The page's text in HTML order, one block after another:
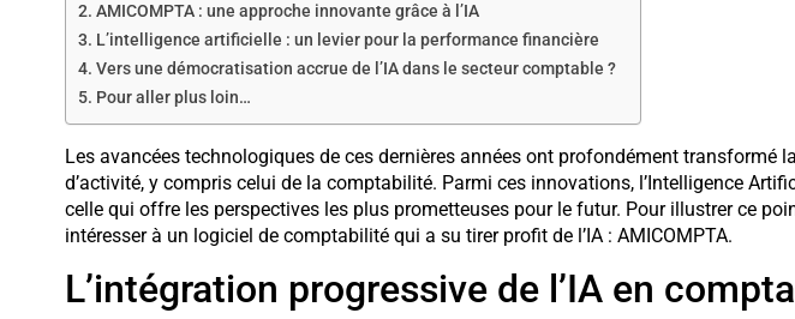
AMICOMPTA : une approche innovante grâce à l’IA
L’intelligence artificielle : un levier pour la performance financière
Vers une démocratisation accrue de l’IA dans le secteur comptable ?
Pour aller plus loin…
Les avancées technologiques de ces dernières années ont profondément transformé
d’activité, y compris celui de la comptabilité. Parmi ces innovations, l’Intelligence
celle qui offre les perspectives les plus prometteuses pour le futur. Pour illustrer ce
intéresser à un logiciel de comptabilité qui a su tirer profit de l’IA : AMICOMPTA.
L’intégration progressive de l’IA en